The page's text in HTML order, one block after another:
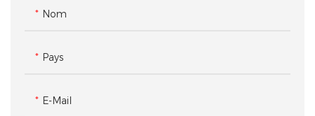
Nom
Pays
E-Mail